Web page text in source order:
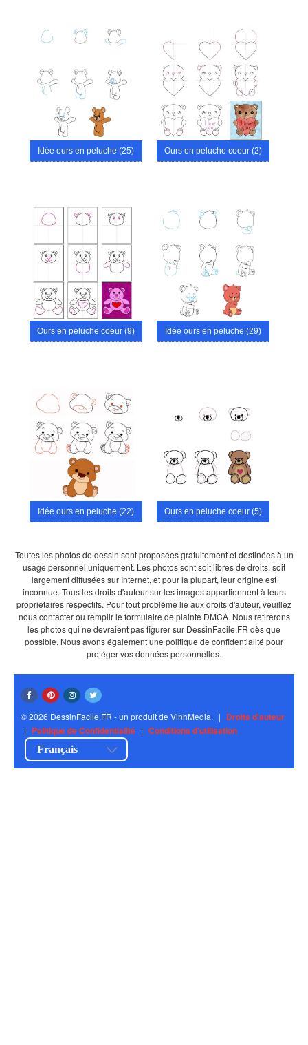
Idée ours en peluche (25) Ours en peluche coeur (2)
Ours en peluche coeur (9) Idée ours en peluche (29)
Idée ours en peluche (22) Ours en peluche coeur (5)
Toutes les photos de dessin sont proposées gratuitement et destinées à un
usage personnel uniquement. Les photos sont soit libres de droits, soit
largement diffusées sur Internet, et pour la plupart, leur origine est
inconnue. Tous les droits d'auteur sur les images appartiennent à leurs
propriétaires respectifs. Pour tout problème lié aux droits d'auteur, veuillez
nous contacter ou remplir le formulaire de plainte DMCA. Nous retirerons
les photos qui ne devraient pas figurer sur DessinFacile.FR dès que
possible. Nous avons également une politique de confidentialité pour
protéger vos données personnelles.
© 2026 DessinFacile.FR - un produit de VinhMedia. | Droits d'auteur
| Politique de Confidentialité | Conditions d'utilisation
Français